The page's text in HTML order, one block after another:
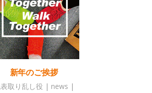
新年のご挨拶
取り乱し役 | news |